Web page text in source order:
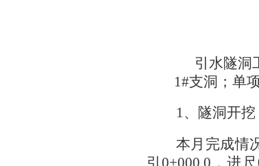
引水隧洞
1#支洞；单
1、隧洞开挖
本月完成情
引0+000.0，进